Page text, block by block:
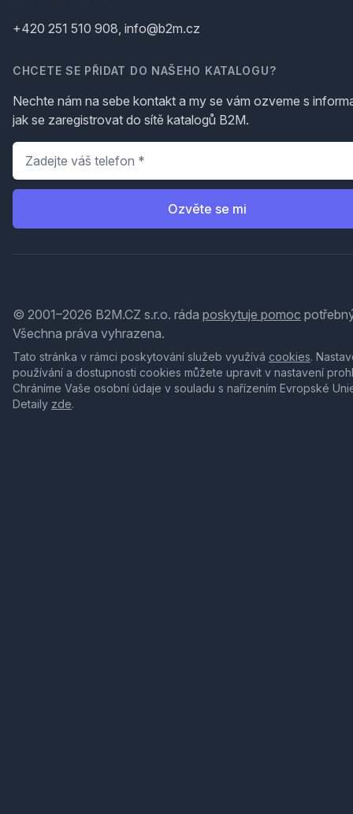
+420 251 510 908, info@b2m.cz
CHCETE SE PŘIDAT DO NAŠEHO KATALOGU?
Nechte nám na sebe kontakt a my se vám ozveme s
jak se zaregistrovat do sítě katalogů B2M.
Telefon
Ozvěte se mi
© 2001–2026 B2M.CZ s.r.o. ráda poskytuje pomoc
Všechna práva vyhrazena.
Tato stránka v rámci poskytování služeb využívá cookies.
používání a dostupnosti cookies můžete upravit v nastavení
Chráníme Vaše osobní údaje v souladu s nařízením Evropské
Detaily zde.